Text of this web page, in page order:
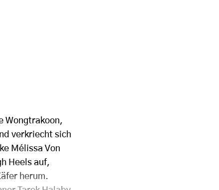
Wongtrakoon,
verkriecht sich
Mélissa Von
Heels auf,
herum.